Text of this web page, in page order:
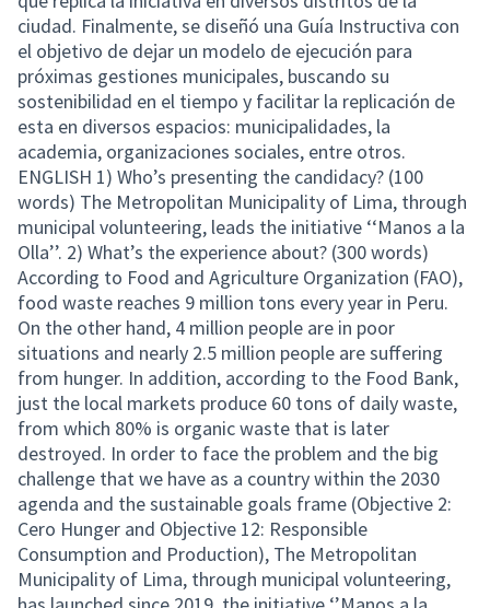
ciudad. Finalmente, se diseñó una Guía Instructiva con
el objetivo de dejar un modelo de ejecución para
próximas gestiones municipales, buscando su
sostenibilidad en el tiempo y facilitar la replicación de
esta en diversos espacios: municipalidades, la
academia, organizaciones sociales, entre otros.
ENGLISH 1) Who’s presenting the candidacy? (100
words) The Metropolitan Municipality of Lima, through
municipal volunteering, leads the initiative ‘‘Manos a la
Olla’’. 2) What’s the experience about? (300 words)
According to Food and Agriculture Organization (FAO),
food waste reaches 9 million tons every year in Peru.
On the other hand, 4 million people are in poor
situations and nearly 2.5 million people are suffering
from hunger. In addition, according to the Food Bank,
just the local markets produce 60 tons of daily waste,
from which 80% is organic waste that is later
destroyed. In order to face the problem and the big
challenge that we have as a country within the 2030
agenda and the sustainable goals frame (Objective 2:
Cero Hunger and Objective 12: Responsible
Consumption and Production), The Metropolitan
Municipality of Lima, through municipal volunteering,